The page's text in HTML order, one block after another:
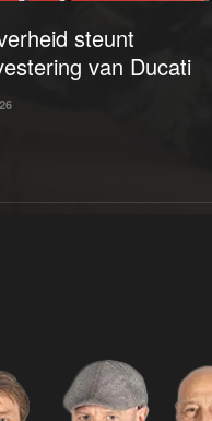
steunt
van Ducati